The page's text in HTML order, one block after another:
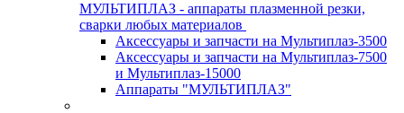
МУЛЬТИПЛАЗ - аппараты плазменной резки,
сварки любых материалов
Аксессуары и запчасти на Мультиплаз-3500
Аксессуары и запчасти на Мультиплаз-7500
и Мультиплаз-15000
Аппараты "МУЛЬТИПЛАЗ"